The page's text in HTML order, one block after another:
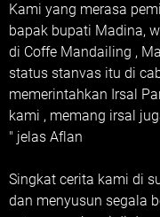
Kami yang merasa
bapak bupati Madina,
di Coffe Mandailing ,
status stanvas itu di
memerintahkan Irsal
kami , memang irsal
" jelas Aflan
Singkat cerita kami di
dan menyusun segala